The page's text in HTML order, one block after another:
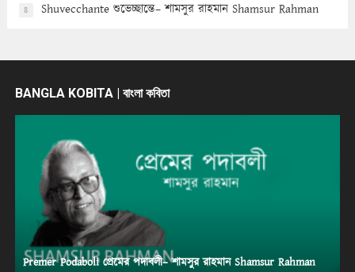
8 Shuvecchante শুভেচ্ছান্তে– শামসুর রাহমান Shamsur Rahman
BANGLA KOBITA | বাংলা কবিতা
Premer Podaboli প্রেমের পদাবলী– শামসুর রাহমান Shamsur Rahman